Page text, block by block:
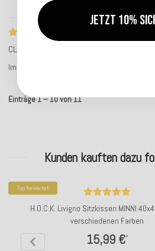
CLAUDIA E.
Immer beste Qualität und Zuverlässigkeit.
Einträge 1 – 10 von 11
Kunden kauften dazu
Top bewertet
H.O.C.K. Livigno Sitzkissen MINNI
verschiedenen Farben
15,99 €*
Jetzt 10%